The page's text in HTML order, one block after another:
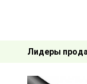
Лидеры